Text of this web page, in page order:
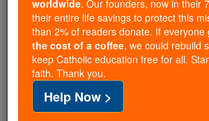
2 Crônicas -
2 Crônicas ⌄ Chapter 24 ⌄
Joás tinha sete anos quando
worldwide. Our founders, now in their
their entire life savings to protect this
than 2% of readers donate. If everyone
the cost of a coffee, we could rebuild
keep Catholic education free for all.
faith. Thank you.
Help Now >